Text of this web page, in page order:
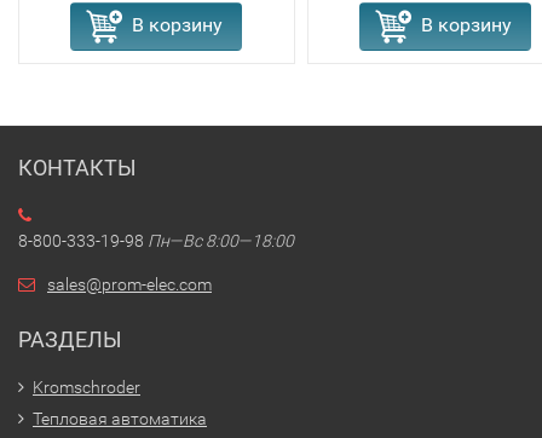
В корзину В корзину
КОНТАКТЫ
8-800-333-19-98 Пн—Вс 8:00—18:00
sales@prom-elec.com
РАЗДЕЛЫ
Kromschroder
Тепловая автоматика